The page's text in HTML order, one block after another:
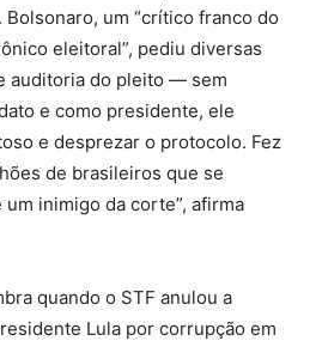
um “crítico franco do
eleitoral”, pediu diversas
auditoria do pleito — sem
e como presidente, ele
e desprezar o protocolo. Fez
de brasileiros que se
inimigo da corte”, afirma
quando o STF anulou a
Lula por corrupção em